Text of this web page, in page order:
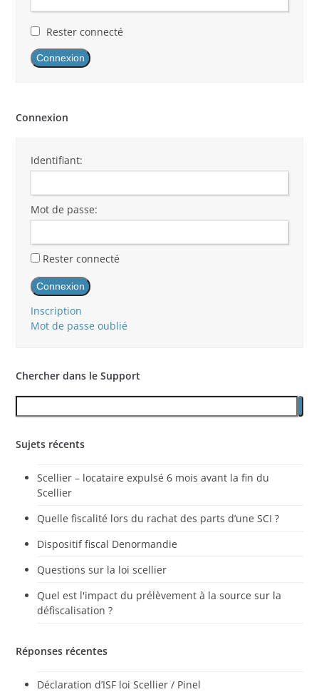
Rester connecté
Connexion
Connexion
Identifiant:
Mot de passe:
Rester connecté
Connexion
Inscription
Mot de passe oublié
Chercher dans le Support
Sujets récents
Scellier – locataire expulsé 6 mois avant la fin du
Scellier
Quelle fiscalité lors du rachat des parts d’une SCI ?
Dispositif fiscal Denormandie
Questions sur la loi scellier
Quel est l'impact du prélèvement à la source sur la
défiscalisation ?
Réponses récentes
Déclaration d’ISF loi Scellier / Pinel